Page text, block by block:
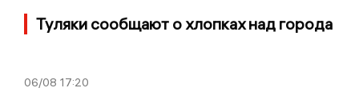
Туляки сообщают о хлопках над города
06/08 17:20